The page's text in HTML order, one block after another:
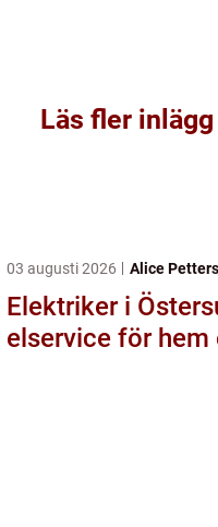
Läs fler
03 augusti 2026 Alice
Elektriker i Östersund
elservice för